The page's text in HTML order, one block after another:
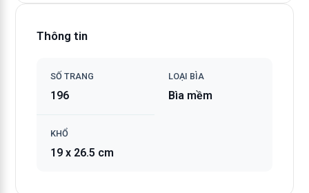
Thông tin
SỐ TRANG
196
LOẠI BÌA
Bìa mềm
KHỔ
19 x 26.5 cm